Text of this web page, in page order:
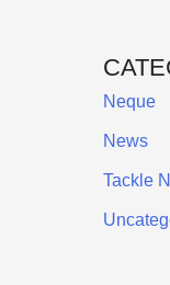
Neque
News
Tackle